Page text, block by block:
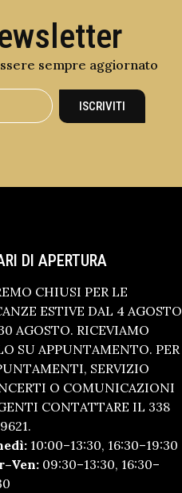
sempre aggiornato
ISCRIVITI
DI APERTURA
CHIUSI PER LE
ESTIVE DAL 4 AGOSTO
AGOSTO. RICEVIAMO
SU APPUNTAMENTO. PER
SERVIZIO
O COMUNICAZIONI
CONTATTARE IL 338
10:00–13:30, 16:30–19:30
09:30–13:30, 16:30–